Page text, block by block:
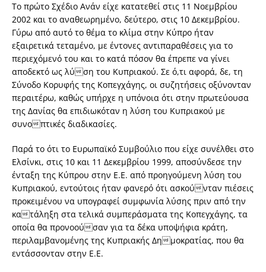
Το πρώτο Σχέδιο Ανάν είχε κατατεθεί στις 11 Νοεμβρίου
2002 και το αναθεωρημένο, δεύτερο, στις 10 Δεκεμβρίου.
Γύρω από αυτό το θέμα το κλίμα στην Κύπρο ήταν
εξαιρετικά τεταμένο, με έντονες αντιπαραθέσεις για το
περιεχόμενό του και το κατά πόσον θα έπρεπε να γίνει
αποδεκτό ως λύση του Κυπριακού. Σε ό,τι αφορά, δε, τη
Σύνοδο Κορυφής της Κοπεγχάγης, οι συζητήσεις οξύνονταν
περαιτέρω, καθώς υπήρχε η υπόνοια ότι στην πρωτεύουσα
της Δανίας θα επιδιωκόταν η λύση του Κυπριακού με
συνοπτικές διαδικασίες.
Παρά το ότι το Ευρωπαϊκό Συμβούλιο που είχε συνέλθει στο
Ελσίνκι, στις 10 και 11 Δεκεμβρίου 1999, αποσύνδεσε την
ένταξη της Κύπρου στην Ε.Ε. από προηγούμενη λύση του
Κυπριακού, εντούτοις ήταν φανερό ότι ασκούνταν πιέσεις
προκειμένου να υπογραφεί συμφωνία λύσης πριν από την
κατάληξη στα τελικά συμπεράσματα της Κοπεγχάγης, τα
οποία θα προνοούσαν για τα δέκα υποψήφια κράτη,
περιλαμβανομένης της Κυπριακής Δημοκρατίας, που θα
εντάσσονταν στην Ε.Ε.